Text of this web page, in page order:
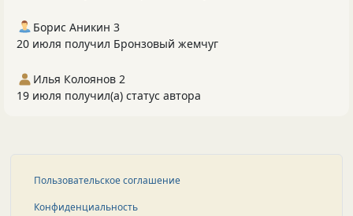
Борис Аникин 3
20 июля получил Бронзовый жемчуг
Илья Колоянов 2
19 июля получил(а) статус автора
Пользовательское соглашение
Конфиденциальность